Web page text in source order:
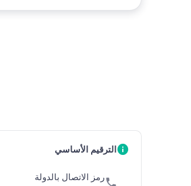
الترقيم الأساسي
رمز الاتصال بالدولة